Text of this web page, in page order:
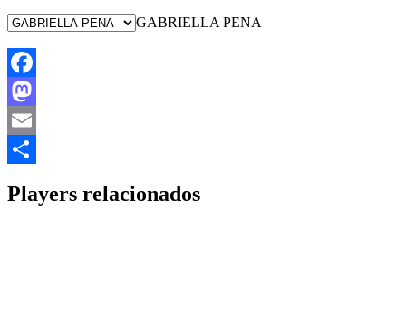
GABRIELLA PENA
Facebook
Mastodon
Email
Players relacionados